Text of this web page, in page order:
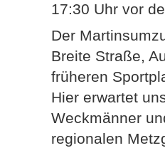
17:30 Uhr vor
Der
Breite Straße,
früheren
Hier erwartet
Weckmänner
regionalen